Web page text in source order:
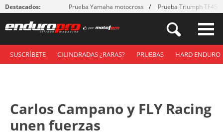
Destacados: Prueba Yamaha motocross Prueba Triumph
SUSCRÍBETE CILINDRADAS ¿RARAS? PRUEBAS HARD ENDURO
Carlos Campano y FLY Racing
unen fuerzas